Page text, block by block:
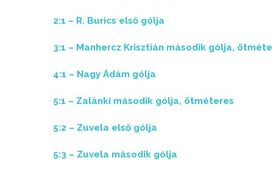
2:1 – R. Burics első gólja
3:1 – Manhercz Krisztián második gólja,
4:1 – Nagy Ádám gólja
5:1 – Zalánki második gólja, ötméteres
5:2 – Zuvela első gólja
5:3 – Zuvela második gólja